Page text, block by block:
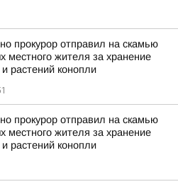
прокурор отправил на скамью
местного жителя за хранение
растений конопли
прокурор отправил на скамью
местного жителя за хранение
растений конопли